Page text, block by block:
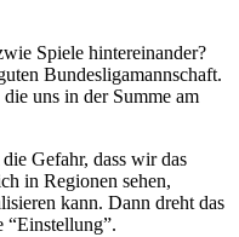
Spiele hintereinander?
Bundesligamannschaft.
uns in der Summe am
Gefahr, dass wir das
in Regionen sehen,
kann. Dann dreht das
“Einstellung”.